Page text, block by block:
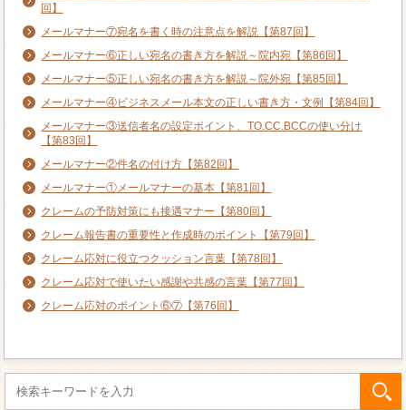
回】
メールマナー⑦宛名を書く時の注意点を解説【第87回】
メールマナー⑥正しい宛名の書き方を解説～院内宛【第86回】
メールマナー⑤正しい宛名の書き方を解説～院外宛【第85回】
メールマナー④ビジネスメール本文の正しい書き方・文例【第84回】
メールマナー③送信者名の設定ポイント、TO.CC.BCCの使い分け
【第83回】
メールマナー②件名の付け方【第82回】
メールマナー①メールマナーの基本【第81回】
クレームの予防対策にも接遇マナー【第80回】
クレーム報告書の重要性と作成時のポイント【第79回】
クレーム応対に役立つクッション言葉【第78回】
クレーム応対で使いたい感謝や共感の言葉【第77回】
クレーム応対のポイント⑥⑦【第76回】